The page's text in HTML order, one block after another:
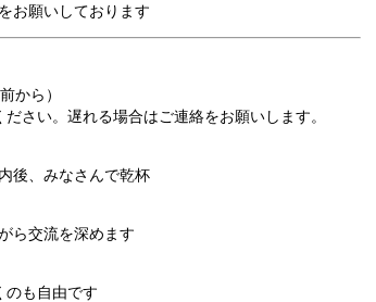
お願いしております
から）
さい。遅れる場合はご連絡をお願いします。
後、みなさんで乾杯
ら交流を深めます
も自由です